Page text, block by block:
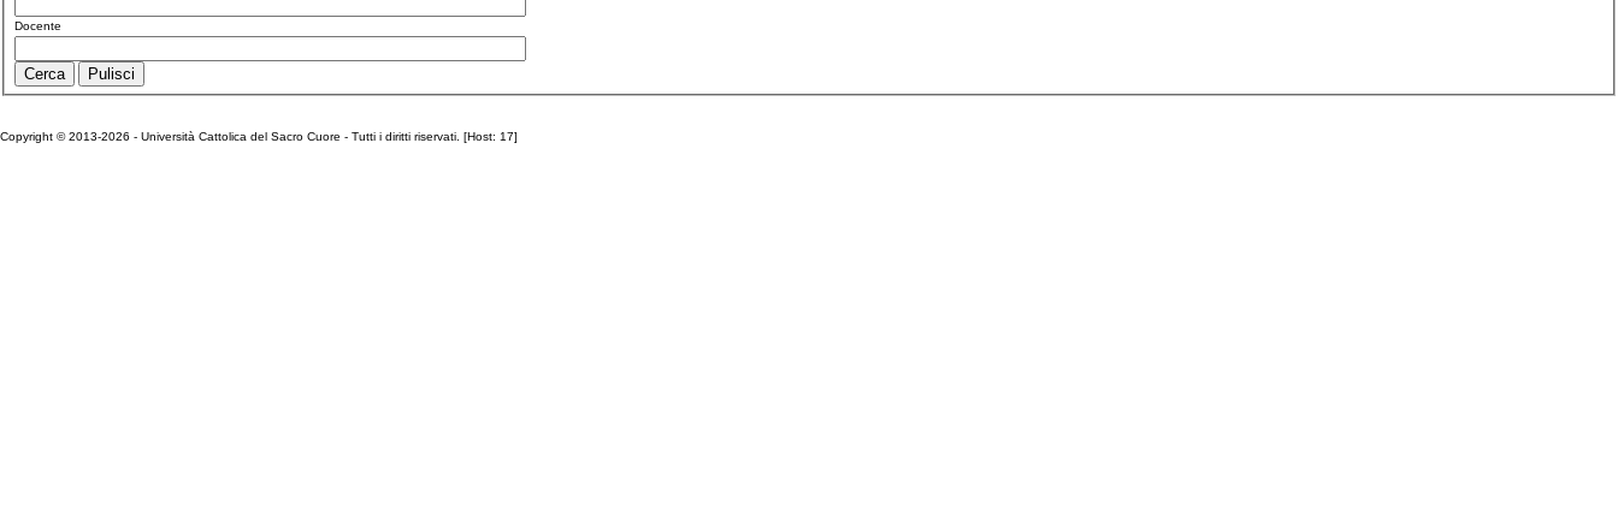
Docente
Copyright © 2013-2026 - Università Cattolica del Sacro Cuore - Tutti i diritti riservati. [Host: 17]